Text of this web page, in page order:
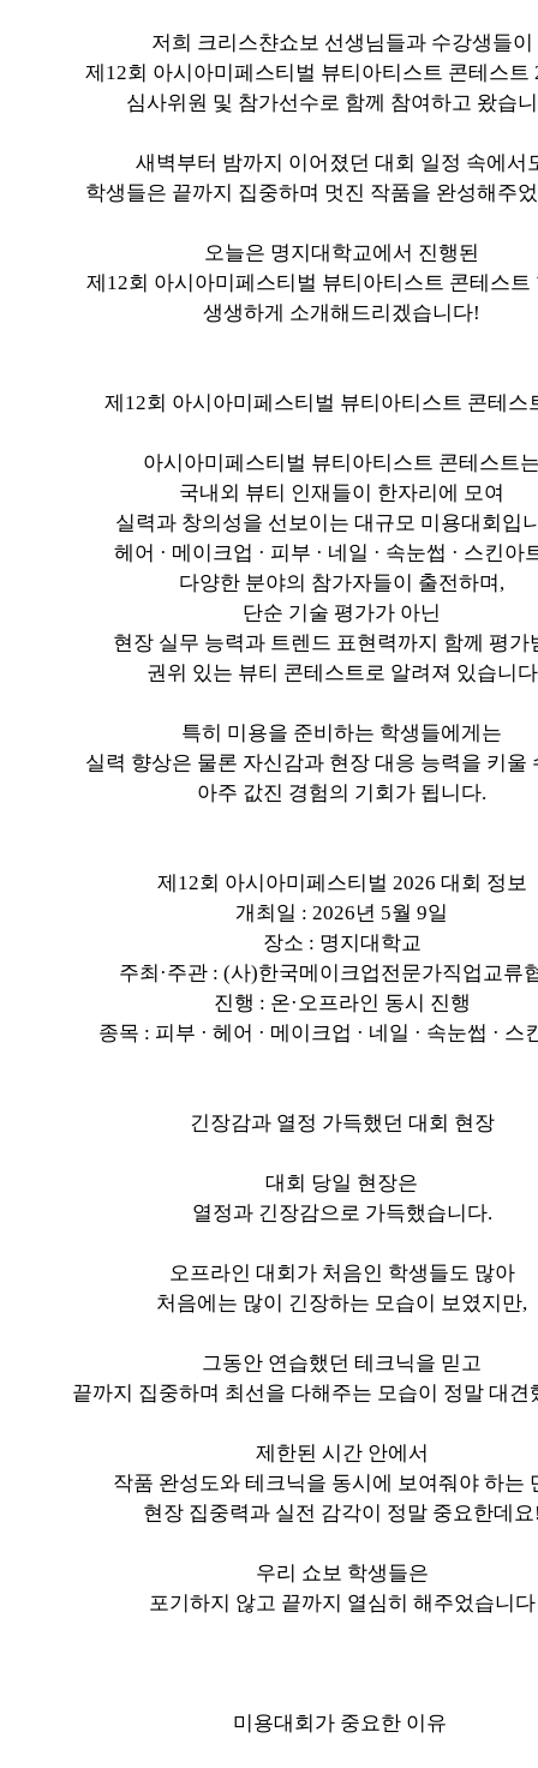
저희 크리스챤쇼보 선생님들과 수강생들이
제12회 아시아미페스티벌 뷰티아티스트 콘테스트
심사위원 및 참가선수로 함께 참여하고 왔습
새벽부터 밤까지 이어졌던 대회 일정 속에서
학생들은 끝까지 집중하며 멋진 작품을 완성해주
오늘은 명지대학교에서 진행된
제12회 아시아미페스티벌 뷰티아티스트 콘테스트
생생하게 소개해드리겠습니다!
제12회 아시아미페스티벌 뷰티아티스트 콘테스
아시아미페스티벌 뷰티아티스트 콘테스트
국내외 뷰티 인재들이 한자리에 모여
실력과 창의성을 선보이는 대규모 미용대회입
헤어 · 메이크업 · 피부 · 네일 · 속눈썹 · 스킨아
다양한 분야의 참가자들이 출전하며,
단순 기술 평가가 아닌
현장 실무 능력과 트렌드 표현력까지 함께 평가
권위 있는 뷰티 콘테스트로 알려져 있습니다
특히 미용을 준비하는 학생들에게는
실력 향상은 물론 자신감과 현장 대응 능력을 키울
아주 값진 경험의 기회가 됩니다.
제12회 아시아미페스티벌 2026 대회 정보
개최일 : 2026년 5월 9일
장소 : 명지대학교
주최·주관 : (사)한국메이크업전문가직업교류
진행 : 온·오프라인 동시 진행
종목 : 피부 · 헤어 · 메이크업 · 네일 · 속눈썹 · 스
긴장감과 열정 가득했던 대회 현장
대회 당일 현장은
열정과 긴장감으로 가득했습니다.
오프라인 대회가 처음인 학생들도 많아
처음에는 많이 긴장하는 모습이 보였지만,
그동안 연습했던 테크닉을 믿고
끝까지 집중하며 최선을 다해주는 모습이 정말 대견
제한된 시간 안에서
작품 완성도와 테크닉을 동시에 보여줘야 하는
현장 집중력과 실전 감각이 정말 중요한데
우리 쇼보 학생들은
포기하지 않고 끝까지 열심히 해주었습니다
미용대회가 중요한 이유